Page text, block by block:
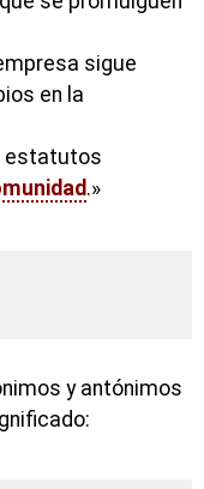
sigue
en la
estatutos
.»
y antónimos